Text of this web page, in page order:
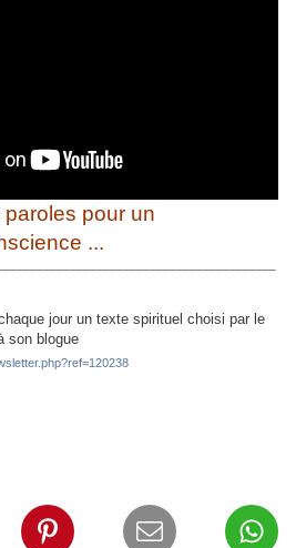
pour un
...
jour un texte spirituel choisi par le
son blogue